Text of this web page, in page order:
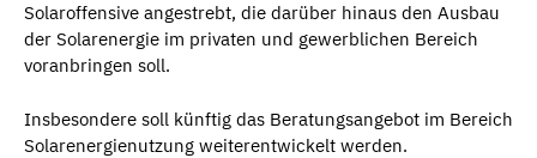
Solaroffensive angestrebt, die darüber hinaus den Ausbau
der Solarenergie im privaten und gewerblichen Bereich
voranbringen soll.
Insbesondere soll künftig das Beratungsangebot im Bereich
Solarenergienutzung weiterentwickelt werden.